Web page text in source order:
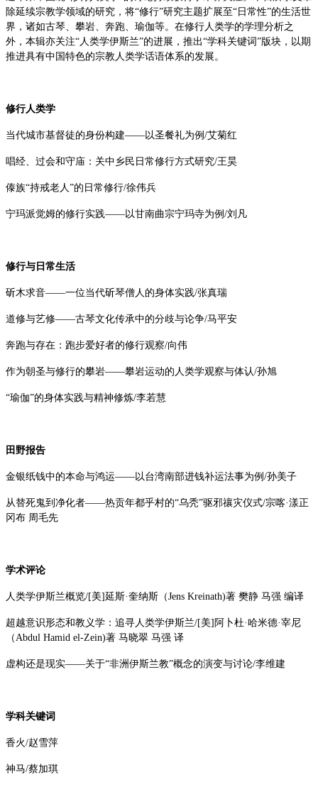
除延续宗教学领域的研究，将“修行”研究主题扩展至“日常性”的生活世
界，诸如古琴、攀岩、奔跑、瑜伽等。在修行人类学的学理分析之
外，本辑亦关注“人类学伊斯兰”的进展，推出“学科关键词”版块，以期
推进具有中国特色的宗教人类学话语体系的发展。
修行人类学
当代城市基督徒的身份构建——以圣餐礼为例/艾菊红
唱经、过会和守庙：关中乡民日常修行方式研究/王昊
傣族“持戒老人”的日常修行/徐伟兵
宁玛派觉姆的修行实践——以甘南曲宗宁玛寺为例/刘凡
修行与日常生活
斫木求音——一位当代斫琴僧人的身体实践/张真瑞
道修与艺修——古琴文化传承中的分歧与论争/马平安
奔跑与存在：跑步爱好者的修行观察/向伟
作为朝圣与修行的攀岩——攀岩运动的人类学观察与体认/孙旭
“瑜伽”的身体实践与精神修炼/李若慧
田野报告
金银纸钱中的本命与鸿运——以台湾南部进钱补运法事为例/孙美子
从替死鬼到净化者——热贡年都乎村的“乌秃”驱邪禳灾仪式/宗喀·漾正
冈布 周毛先
学术评论
人类学伊斯兰概览/[美]延斯·奎纳斯（Jens Kreinath)著 樊静 马强 编译
超越意识形态和教义学：追寻人类学伊斯兰/[美]阿卜杜·哈米德·宰尼
（Abdul Hamid el-Zein)著 马晓翠 马强 译
虚构还是现实——关于“非洲伊斯兰教”概念的演变与讨论/李维建
学科关键词
香火/赵雪萍
神马/蔡加琪